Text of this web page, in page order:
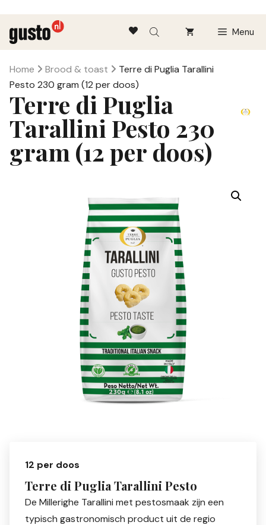
naar
de
inhoud
Menu
Home Brood & toast
Terre di Puglia Tarallini
Pesto 230 gram (12 per doos)
Terre di Puglia
Tarallini Pesto 230
gram (12 per doos)
12 per doos
Terre di Puglia Tarallini Pesto
De Millerighe Tarallini met pestosmaak zijn een
typisch gastronomisch product uit de regio